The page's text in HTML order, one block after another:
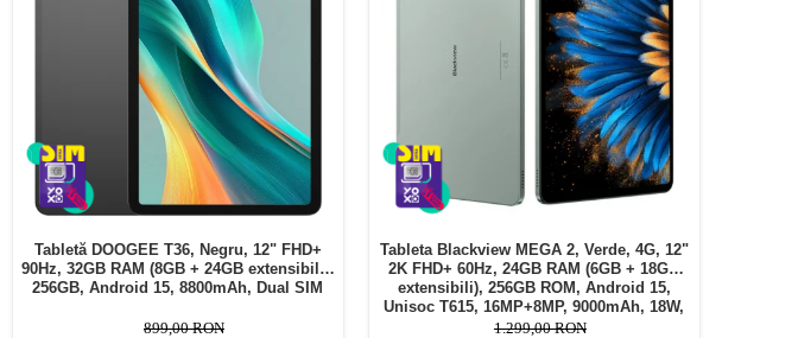
Tabletă DOOGEE T36, Negru, 12" FHD+
90Hz, 32GB RAM (8GB + 24GB extensibili),
256GB, Android 15, 8800mAh, Dual SIM
899,00 RON
Tableta Blackview MEGA 2, Verde, 4G, 12"
2K FHD+ 60Hz, 24GB RAM (6GB + 18GB
extensibili), 256GB ROM, Android 15,
Unisoc T615, 16MP+8MP, 9000mAh, 18W,
Stylus, Face Unlock, Dual SIM
1.299,00 RON